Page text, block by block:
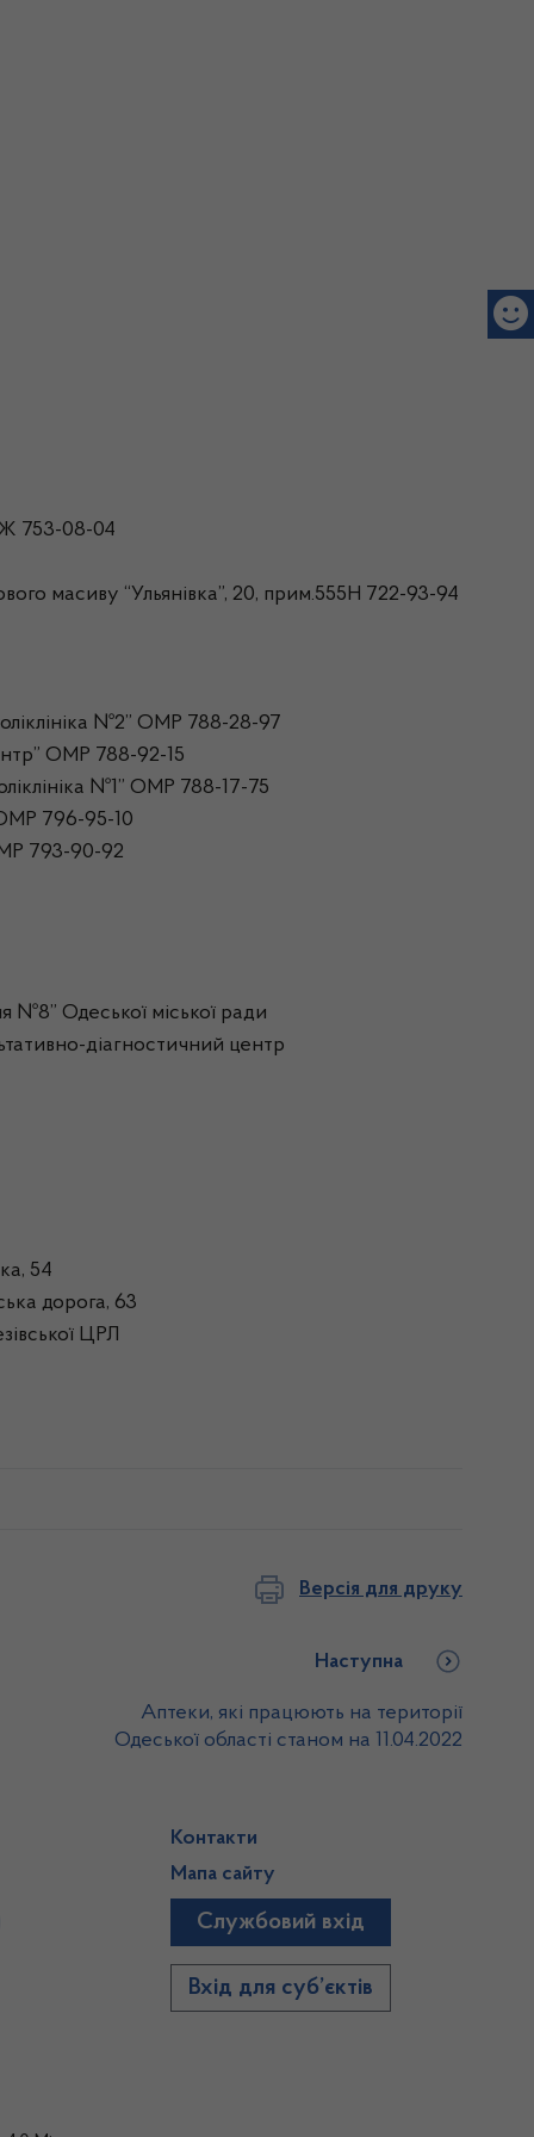
753-08-04
масиву “Ульянівка”, 20, прим.555Н 722-93-94
№2” ОМР 788-28-97
ОМР 788-92-15
№1” ОМР 788-17-75
796-95-10
793-90-92
Одеської міської ради
діагностичний центр
54
дорога, 63
ЦРЛ
Версія для друку
Наступна
Аптеки, які працюють на території
Одеської області станом на 11.04.2022
Контакти
Мапа сайту
Службовий вхід
Вхід для суб’єктів